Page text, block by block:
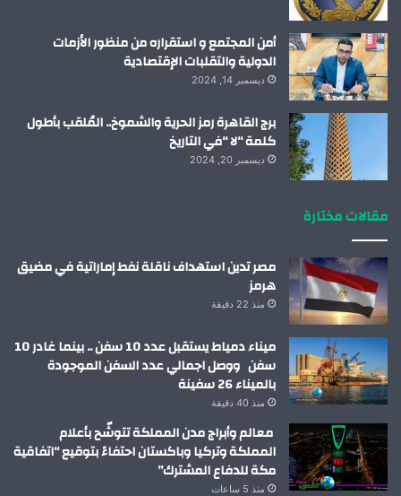
أمن المجتمع و استقراره من منظور الأزمات
الدولية والتقلبات الإقتصادية
ديسمبر 14, 2024
برج القاهرة رمز الحرية والشموخ.. المُلقب بأطول
كلمة “لا “في التاريخ
ديسمبر 20, 2024
مقالات مختارة
مصر تدين استهداف ناقلة نفط إماراتية في مضيق
هرمز
منذ 22 دقيقة
ميناء دمياط يستقبل عدد 10 سفن .. بينما غادر 10
سفن ووصل اجمالي عدد السفن الموجودة
بالميناء 26 سفينة
منذ 40 دقيقة
معالم وأبراج مدن المملكة تتوشّح بأعلام
المملكة وتركيا وباكستان احتفاءً بتوقيع “اتفاقية
مكة للدفاع المشترك”
منذ 5 ساعات